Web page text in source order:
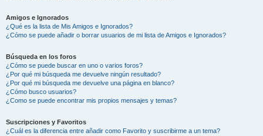
Amigos e Ignorados
¿Qué es la lista de Mis Amigos e Ignorados?
¿Cómo se puede añadir o borrar usuarios de mi lista de Amigos e Ignorados?
Búsqueda en los foros
¿Cómo se puede buscar en uno o varios foros?
¿Por qué mi búsqueda me devuelve ningún resultado?
¿Por qué mi búsqueda me devuelve una página en blanco?
¿Cómo busco usuarios?
¿Como se puede encontrar mis propios mensajes y temas?
Suscripciones y Favoritos
¿Cuál es la diferencia entre añadir como Favorito y suscribirme a un tema?